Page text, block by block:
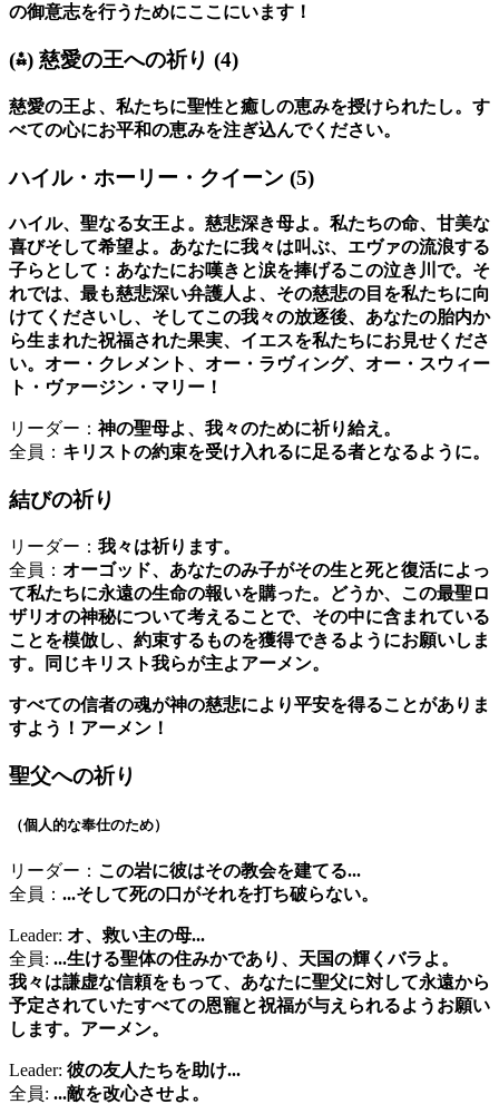
の御意志を行うためにここにいます！
(⁂) 慈愛の王への祈り (4)
慈愛の王よ、私たちに聖性と癒しの恵みを授けられたし。す
べての心にお平和の恵みを注ぎ込んでください。
ハイル・ホーリー・クイーン (5)
ハイル、聖なる女王よ。慈悲深き母よ。私たちの命、甘美な
喜びそして希望よ。あなたに我々は叫ぶ、エヴァの流浪する
子らとして：あなたにお嘆きと涙を捧げるこの泣き川で。そ
れでは、最も慈悲深い弁護人よ、その慈悲の目を私たちに向
けてくださいし、そしてこの我々の放逐後、あなたの胎内か
ら生まれた祝福された果実、イエスを私たちにお見せくださ
い。オー・クレメント、オー・ラヴィング、オー・スウィー
ト・ヴァージン・マリー！
リーダー：神の聖母よ、我々のために祈り給え。
全員： キリストの約束を受け入れるに足る者となるように。
結びの祈り
リーダー： 我々は祈ります。
全員： オーゴッド、あなたのみ子がその生と死と復活によっ
て私たちに永遠の生命の報いを購った。どうか、この最聖ロ
ザリオの神秘について考えることで、その中に含まれている
ことを模倣し、約束するものを獲得できるようにお願いしま
す。同じキリスト我らが主よアーメン。
すべての信者の魂が神の慈悲により平安を得ることがありま
すよう！アーメン！
聖父への祈り
（個人的な奉仕のため）
リーダー： この岩に彼はその教会を建てる...
全員： ...そして死の口がそれを打ち破らない。
Leader: オ、救い主の母...
全員: ...生ける聖体の住みかであり、天国の輝くバラよ。
我々は謙虚な信頼をもって、あなたに聖父に対して永遠から
予定されていたすべての恩寵と祝福が与えられるようお願い
します。アーメン。
Leader: 彼の友人たちを助け...
全員: ...敵を改心させよ。